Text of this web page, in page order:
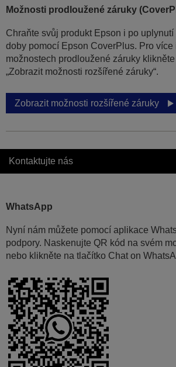
Možnosti prodloužené záruky
Chraňte svůj produkt Epson i po
doby pomocí Epson CoverPlus. Pro více
možnostech prodloužené záruky
„Zobrazit možnosti rozšířené záruky“.
Zobrazit možnosti rozšířené záruky
Kontaktujte nás
WhatsApp
Nyní nám můžete pomocí aplikace
podpory. Naskenujte QR kód na svém
nebo klikněte na tlačítko Chat on